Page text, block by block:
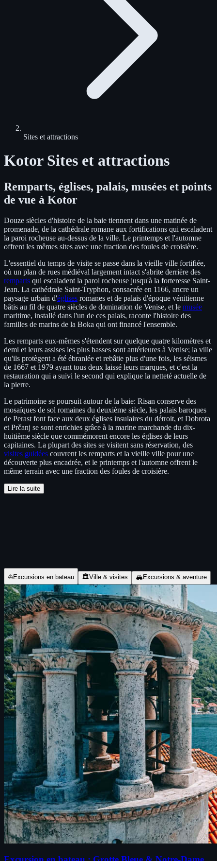
Sites et attractions
Kotor Sites et attractions
Remparts, églises, palais, musées et points
de vue à Kotor
Douze siècles d'histoire de la baie tiennent dans une matinée de
promenade, de la cathédrale romane aux fortifications qui escaladent
la paroi rocheuse au-dessus de la ville. Le printemps et l'automne
offrent les mêmes sites avec une fraction des foules de croisière.
L'essentiel du temps de visite se passe dans la vieille ville fortifiée,
où un plan de rues médiéval largement intact s'abrite derrière des
remparts qui escaladent la paroi rocheuse jusqu'à la forteresse Saint-
Jean. La cathédrale Saint-Tryphon, consacrée en 1166, ancre un
paysage urbain d'églises romanes et de palais d'époque vénitienne
bâtis au fil de quatre siècles de domination de Venise, et le musée
maritime, installé dans l'un de ces palais, raconte l'histoire des
familles de marins de la Boka qui ont financé l'ensemble.
Les remparts eux-mêmes s'étendent sur quelque quatre kilomètres et
demi et leurs assises les plus basses sont antérieures à Venise; la ville
qu'ils protègent a été ébranlée et rebâtie plus d'une fois, les séismes
de 1667 et 1979 ayant tous deux laissé leurs marques, et c'est la
restauration qui a suivi le second qui explique la netteté actuelle de
la pierre.
Le patrimoine se poursuit autour de la baie: Risan conserve des
mosaïques de sol romaines du deuxième siècle, les palais baroques
de Perast font face aux deux églises insulaires du détroit, et Dobrota
et Prčanj se sont enrichies grâce à la marine marchande du dix-
huitième siècle que commémorent encore les églises de leurs
capitaines. La plupart des sites se visitent sans réservation, des
visites guidées couvrent les remparts et la vieille ville pour une
découverte plus encadrée, et le printemps et l'automne offrent le
même terrain avec une fraction des foules de croisière.
Lire la suite
⛵Excursions en bateau 🏛Ville & visites 🏔Excursions & aventure